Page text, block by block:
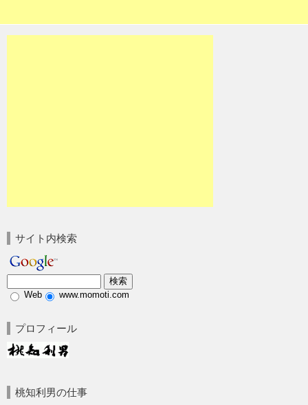
サイト内検索
Web www.momoti.com
プロフィール
桃知利男の仕事